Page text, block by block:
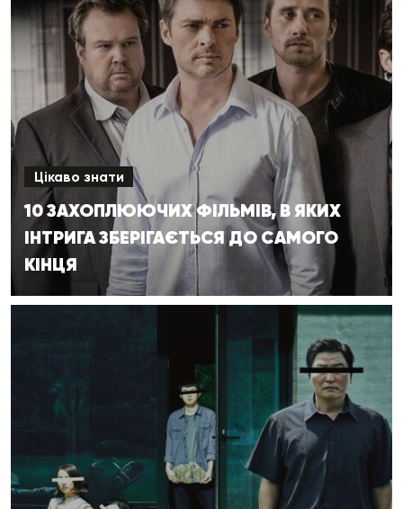
Цікаво знати
10 ЗАХОПЛЮЮЧИХ ФІЛЬМІВ, В ЯКИХ
ІНТРИГА ЗБЕРІГАЄТЬСЯ ДО САМОГО
КІНЦЯ